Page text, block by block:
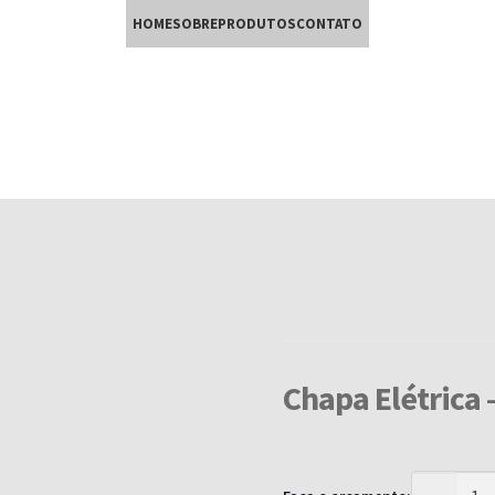
HOMESOBREPRODUTOSCONTATO
Chapa Elétrica